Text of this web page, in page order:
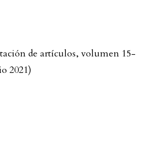
de artículos, volumen 15-
2021)